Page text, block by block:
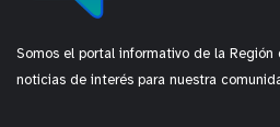
Somos el portal informativo de la Región
noticias de interés para nuestra